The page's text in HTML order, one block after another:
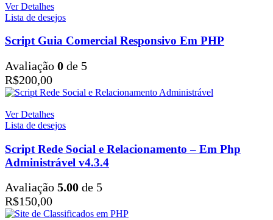
Ver Detalhes
Lista de desejos
Script Guia Comercial Responsivo Em PHP
Avaliação 0 de 5
R$200,00
Ver Detalhes
Lista de desejos
Script Rede Social e Relacionamento – Em Php
Administrável v4.3.4
Avaliação 5.00 de 5
R$150,00